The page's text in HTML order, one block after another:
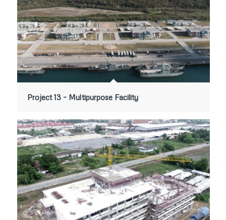
Project 13 – Multipurpose Facility